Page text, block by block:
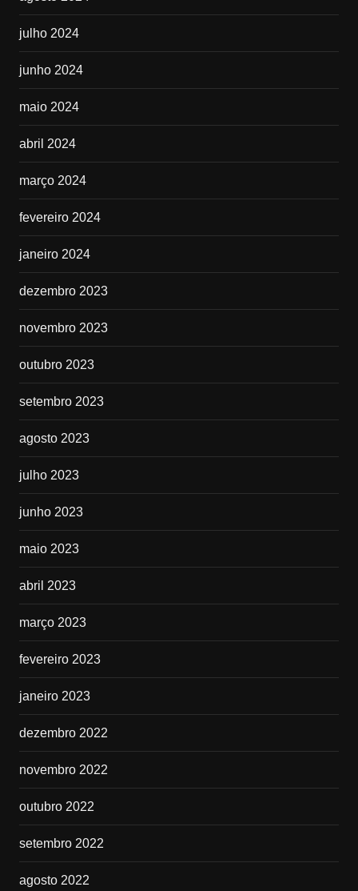
julho 2024
junho 2024
maio 2024
abril 2024
março 2024
fevereiro 2024
janeiro 2024
dezembro 2023
novembro 2023
outubro 2023
setembro 2023
agosto 2023
julho 2023
junho 2023
maio 2023
abril 2023
março 2023
fevereiro 2023
janeiro 2023
dezembro 2022
novembro 2022
outubro 2022
setembro 2022
agosto 2022